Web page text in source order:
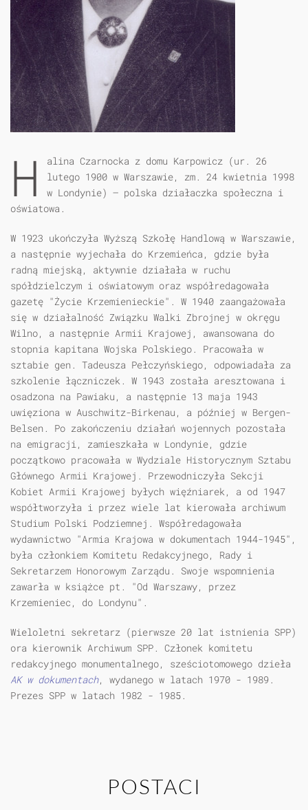
H
alina Czarnocka z domu Karpowicz (ur. 26
lutego 1900 w Warszawie, zm. 24 kwietnia 1998
w Londynie) – polska działaczka społeczna i
oświatowa.
W 1923 ukończyła Wyższą Szkołę Handlową w Warszawie,
a następnie wyjechała do Krzemieńca, gdzie była
radną miejską, aktywnie działała w ruchu
spółdzielczym i oświatowym oraz współredagowała
gazetę "Życie Krzemienieckie". W 1940 zaangażowała
się w działalność Związku Walki Zbrojnej w okręgu
Wilno, a następnie Armii Krajowej, awansowana do
stopnia kapitana Wojska Polskiego. Pracowała w
sztabie gen. Tadeusza Pełczyńskiego, odpowiadała za
szkolenie łączniczek. W 1943 została aresztowana i
osadzona na Pawiaku, a następnie 13 maja 1943
uwięziona w Auschwitz-Birkenau, a później w Bergen-
Belsen. Po zakończeniu działań wojennych pozostała
na emigracji, zamieszkała w Londynie, gdzie
początkowo pracowała w Wydziale Historycznym Sztabu
Głównego Armii Krajowej. Przewodniczyła Sekcji
Kobiet Armii Krajowej byłych więźniarek, a od 1947
współtworzyła i przez wiele lat kierowała archiwum
Studium Polski Podziemnej. Współredagowała
wydawnictwo "Armia Krajowa w dokumentach 1944-1945",
była członkiem Komitetu Redakcyjnego, Rady i
Sekretarzem Honorowym Zarządu. Swoje wspomnienia
zawarła w książce pt. "Od Warszawy, przez
Krzemieniec, do Londynu".
Wieloletni sekretarz (pierwsze 20 lat istnienia SPP)
ora kierownik Archiwum SPP. Członek komitetu
redakcyjnego monumentalnego, sześciotomowego dzieła
AK w dokumentach, wydanego w latach 1970 - 1989.
Prezes SPP w latach 1982 - 1985.
POSTACI